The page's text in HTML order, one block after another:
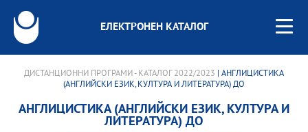
ЕЛЕКТРОНЕН КАТАЛОГ
ДИСТАНЦИОННИ ПРОГРАМИ - КАТАЛОГ 2022/2023 | АНГЛИЦИСТИКА
(АНГЛИЙСКИ ЕЗИК, КУЛТУРА И ЛИТЕРАТУРА) ДО
АНГЛИЦИСТИКА (АНГЛИЙСКИ ЕЗИК, КУЛТУРА И
ЛИТЕРАТУРА) ДО